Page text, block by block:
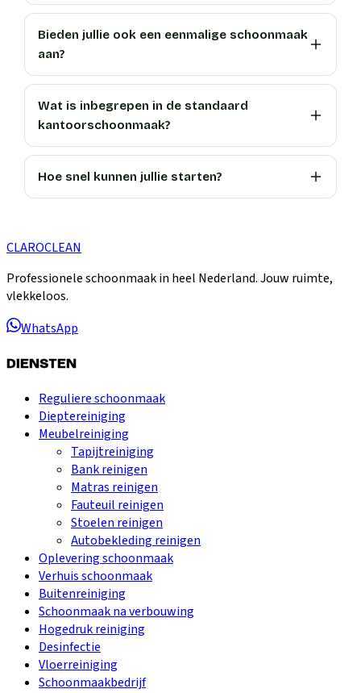
Bieden jullie ook een eenmalige schoonmaak
aan?
Wat is inbegrepen in de standaard
kantoorschoonmaak?
Hoe snel kunnen jullie starten?
CLAROCLEAN
Professionele schoonmaak in heel Nederland. Jouw ruimte,
vlekkeloos.
WhatsApp
DIENSTEN
Reguliere schoonmaak
Dieptereiniging
Meubelreiniging
Tapijtreiniging
Bank reinigen
Matras reinigen
Fauteuil reinigen
Stoelen reinigen
Autobekleding reinigen
Oplevering schoonmaak
Verhuis schoonmaak
Buitenreiniging
Schoonmaak na verbouwing
Hogedruk reiniging
Desinfectie
Vloerreiniging
Schoonmaakbedrijf